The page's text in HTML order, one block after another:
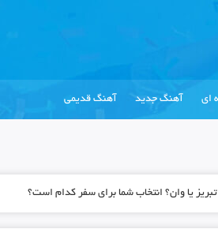
ای آهنگ جدید آهنگ قدیمی
تبریز یا وان؟ انتخاب شما برای سفر کدام است؟